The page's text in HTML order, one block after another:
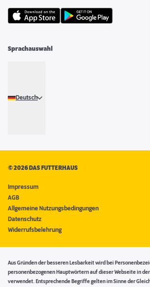
Sprachauswahl
Deutsch
©2026 DAS FUTTERHAUS
Impressum
AGB
Allgemeine Nutzungsbedingungen
Datenschutz
Widerrufsbelehrung
Aus Gründen der besseren Lesbarkeit wird bei
personenbezogenen Hauptwörtern auf dieser Webseite in
verwendet. Entsprechende Begriffe gelten im Sinne der